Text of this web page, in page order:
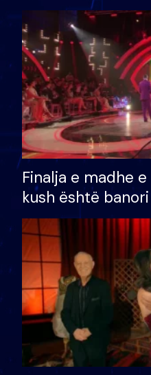
Finalja e madhe
kush është
shtëpinë dhe
të fituar çmimin